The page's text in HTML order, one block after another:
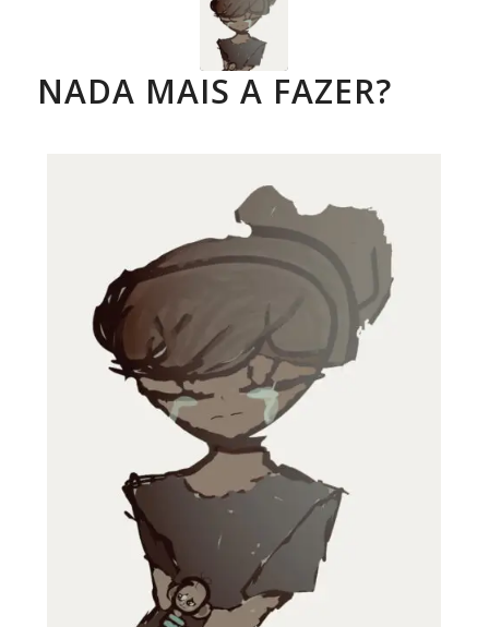
NADA MAIS A FAZER?